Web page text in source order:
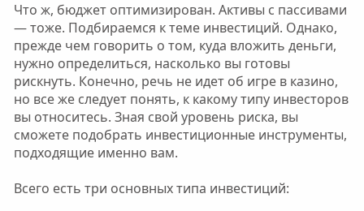
Что ж, бюджет оптимизирован. Активы с пассивами
— тоже. Подбираемся к теме инвестиций. Однако,
прежде чем говорить о том, куда вложить деньги,
нужно определиться, насколько вы готовы
рискнуть. Конечно, речь не идет об игре в казино,
но все же следует понять, к какому типу инвесторов
вы относитесь. Зная свой уровень риска, вы
сможете подобрать инвестиционные инструменты,
подходящие именно вам.
Всего есть три основных типа инвестиций: